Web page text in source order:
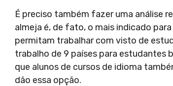
É preciso também fazer uma análise
almeja é, de fato, o mais indicado
permitam trabalhar com visto de
trabalho de 9 países para estudantes
que alunos de cursos de idioma
dão essa opção.